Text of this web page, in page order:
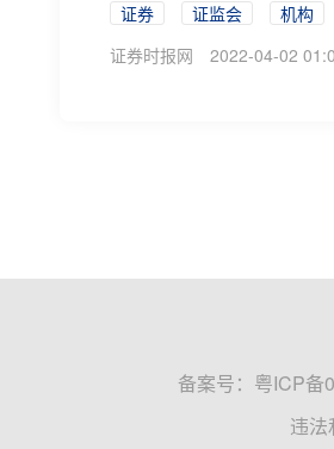
证券 证监会
机构
证券时报网
2022-04-02
备案号： 粤ICP备
违